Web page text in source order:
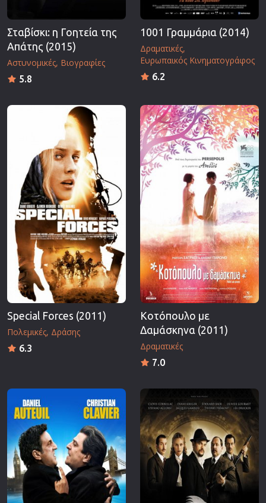
Σταβίσκι: η Γοητεία της
Απάτης (2015)
Αστυνομικές Βιογραφίες
5.8
1001 Γραμμάρια (2014)
Δραματικές
Ευρωπαικός Κινηματογράφος
6.2
Special Forces (2011)
Πολεμικές Δράσης
6.3
Κοτόπουλο με
Δαμάσκηνα (2011)
Δραματικές
7.0